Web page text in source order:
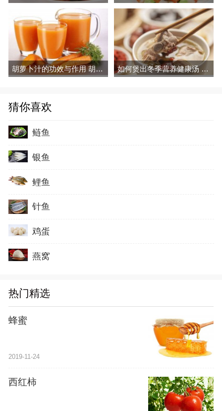
胡萝卜汁的功效与作用 胡萝卜汁的做法 如何煲出冬季营养健康汤 冬季营养煲汤的选择
猜你喜欢
鲢鱼
银鱼
鲤鱼
针鱼
鸡蛋
燕窝
热门精选
蜂蜜
2019-11-24
西红柿